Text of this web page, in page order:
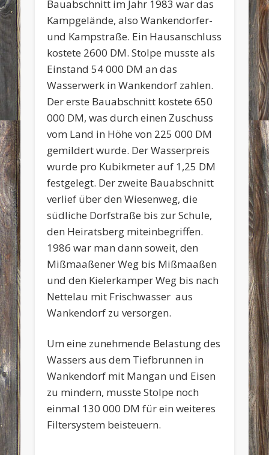
Bauabschnitt im Jahr 1983 war das
Kampgelände, also Wankendorfer-
und Kampstraße. Ein Hausanschluss
kostete 2600 DM. Stolpe musste als
Einstand 54 000 DM an das
Wasserwerk in Wankendorf zahlen.
Der erste Bauabschnitt kostete 650
000 DM, was durch einen Zuschuss
vom Land in Höhe von 225 000 DM
gemildert wurde. Der Wasserpreis
wurde pro Kubikmeter auf 1,25 DM
festgelegt. Der zweite Bauabschnitt
verlief über den Wiesenweg, die
südliche Dorfstraße bis zur Schule,
den Heiratsberg miteinbegriffen.
1986 war man dann soweit, den
Mißmaaßener Weg bis Mißmaaßen
und den Kielerkamper Weg bis nach
Nettelau mit Frischwasser aus
Wankendorf zu versorgen.
Um eine zunehmende Belastung des
Wassers aus dem Tiefbrunnen in
Wankendorf mit Mangan und Eisen
zu mindern, musste Stolpe noch
einmal 130 000 DM für ein weiteres
Filtersystem beisteuern.